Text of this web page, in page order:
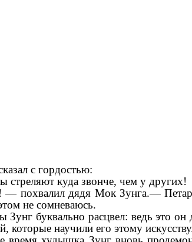
с гордостью:
стреляют куда звонче, чем у других!
похвалил дядя Мок Зунга.—
не сомневаюсь.
Зунг буквально расцвел: ведь это
которые научили его этому